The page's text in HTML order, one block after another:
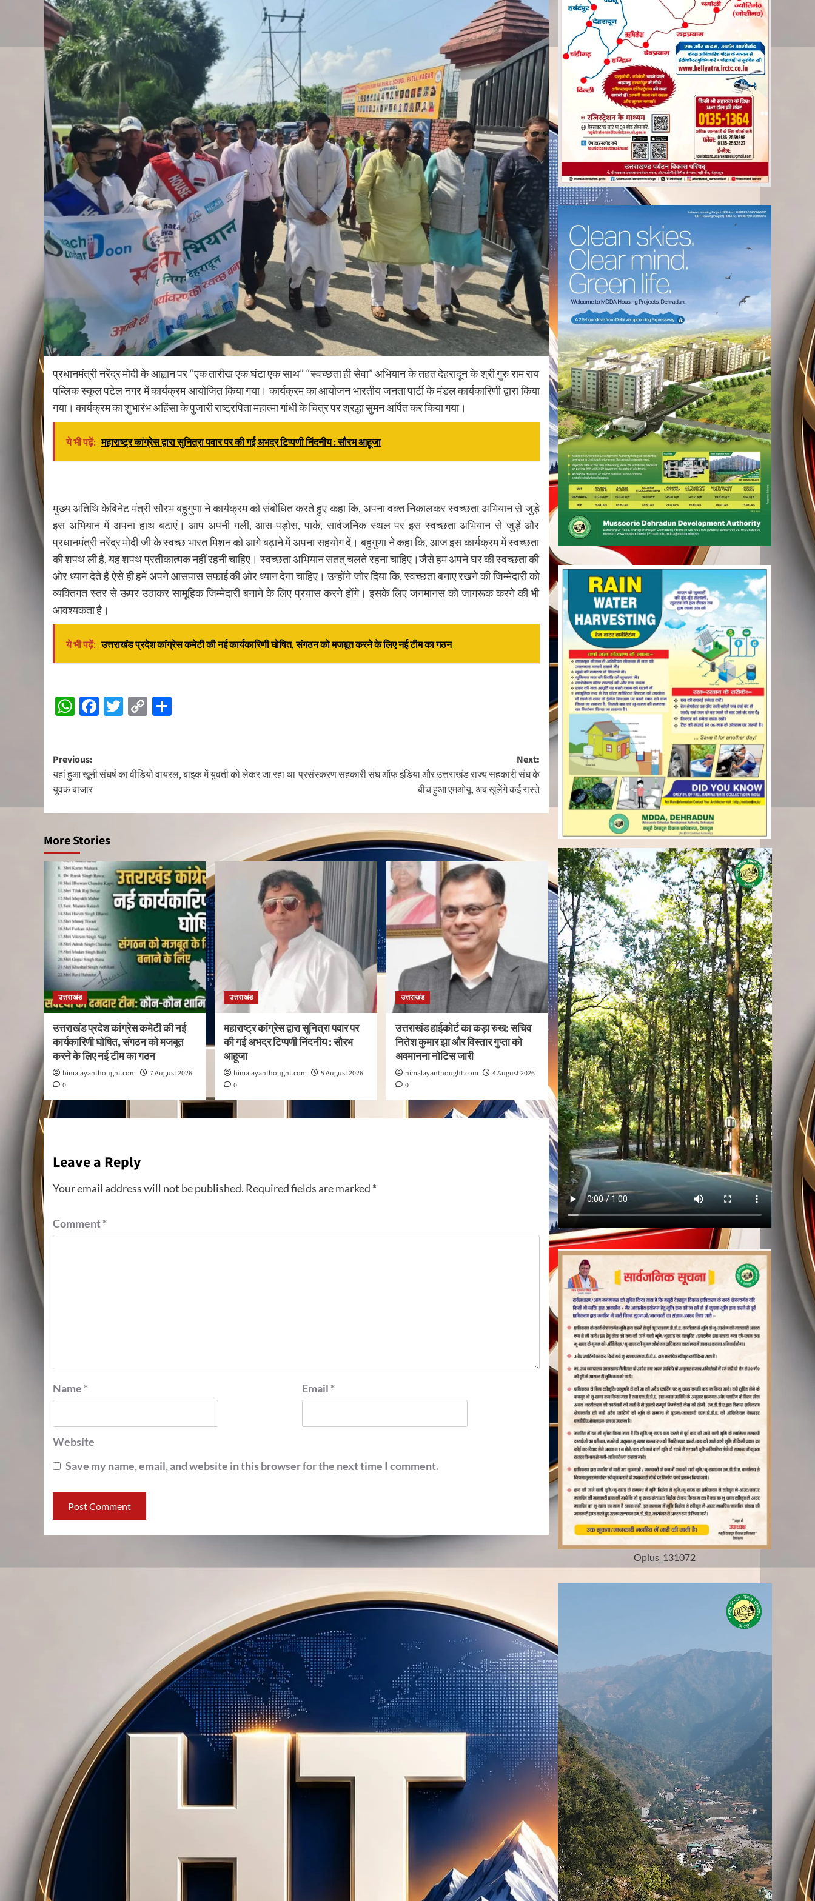
प्रधानमंत्री नरेंद्र मोदी के आह्वान पर “एक तारीख एक घंटा एक साथ” “स्वच्छता ही सेवा” अभियान के तहत देहरादून के श्री गुरु राम राय
पब्लिक स्कूल पटेल नगर में कार्यक्रम आयोजित किया गया। कार्यक्रम का आयोजन भारतीय जनता पार्टी के मंडल कार्यकारिणी द्वारा किया
गया। कार्यक्रम का शुभारंभ अहिंसा के पुजारी राष्ट्रपिता महात्मा गांधी के चित्र पर श्रद्धा सुमन अर्पित कर किया गया।
ये भी पढ़ें: महाराष्ट्र कांग्रेस द्वारा सुनित्रा पवार पर की गई अभद्र टिप्पणी निंदनीय : सौरभ आहूजा
मुख्य अतिथि केबिनेट मंत्री सौरभ बहुगुणा ने कार्यक्रम को संबोधित करते हुए कहा कि, अपना वक्त निकालकर स्वच्छता अभियान से जुड़े
इस अभियान में अपना हाथ बटाएं। आप अपनी गली, आस-पड़ोस, पार्क, सार्वजनिक स्थल पर इस स्वच्छता अभियान से जुड़ें और
प्रधानमंत्री नरेंद्र मोदी जी के स्वच्छ भारत मिशन को आगे बढ़ाने में अपना सहयोग दें। बहुगुणा ने कहा कि, आज इस कार्यक्रम में स्वच्छता
की शपथ ली है, यह शपथ प्रतीकात्मक नहीं रहनी चाहिए। स्वच्छता अभियान सतत् चलते रहना चाहिए।जैसे हम अपने घर की स्वच्छता की
ओर ध्यान देते हैं ऐसे ही हमें अपने आसपास सफाई की ओर ध्यान देना चाहिए। उन्होंने जोर दिया कि, स्वच्छता बनाए रखने की जिम्मेदारी को
व्यक्तिगत स्तर से ऊपर उठाकर सामूहिक जिम्मेदारी बनाने के लिए प्रयास करने होंगे। इसके लिए जनमानस को जागरूक करने की भी
आवश्यकता है।
ये भी पढ़ें: उत्तराखंड प्रदेश कांग्रेस कमेटी की नई कार्यकारिणी घोषित, संगठन को मजबूत करने के लिए नई टीम का गठन
Continue
Reading
WhatsApp
Facebook
Twitter
Copy
Post
navigation
Previous:
यहां हुआ खूनी संघर्ष का वीडियो वायरल, बाइक में युवती को लेकर जा रहा था
युवक बाजार
Next:
प्रसंस्करण सहकारी संघ ऑफ इंडिया और उत्तराखंड राज्य सहकारी संघ के
बीच हुआ एमओयू, अब खुलेंगे कई रास्ते
More Stories
उत्तराखंड
उत्तराखंड प्रदेश कांग्रेस कमेटी की नई
कार्यकारिणी घोषित, संगठन को मजबूत
करने के लिए नई टीम का गठन
himalayanthought.com
7 August 2026
0
उत्तराखंड
महाराष्ट्र कांग्रेस द्वारा सुनित्रा पवार पर
की गई अभद्र टिप्पणी निंदनीय : सौरभ
आहूजा
himalayanthought.com
5 August 2026
0
उत्तराखंड
उत्तराखंड हाईकोर्ट का कड़ा रुख: सचिव
नितेश कुमार झा और विस्तार गुप्ता को
अवमानना नोटिस जारी
himalayanthought.com
4 August 2026
0
Leave a Reply
Your email address will not be published. Required fields are marked *
Comment*
Name * Email *
Website
Save my name, email, and website in this browser for the next time I comment.
Oplus_131072